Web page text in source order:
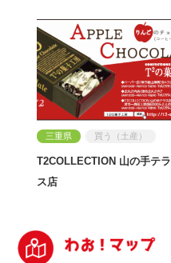
三重県 買う（土産）
T2COLLECTION 山の手テラ
ス店